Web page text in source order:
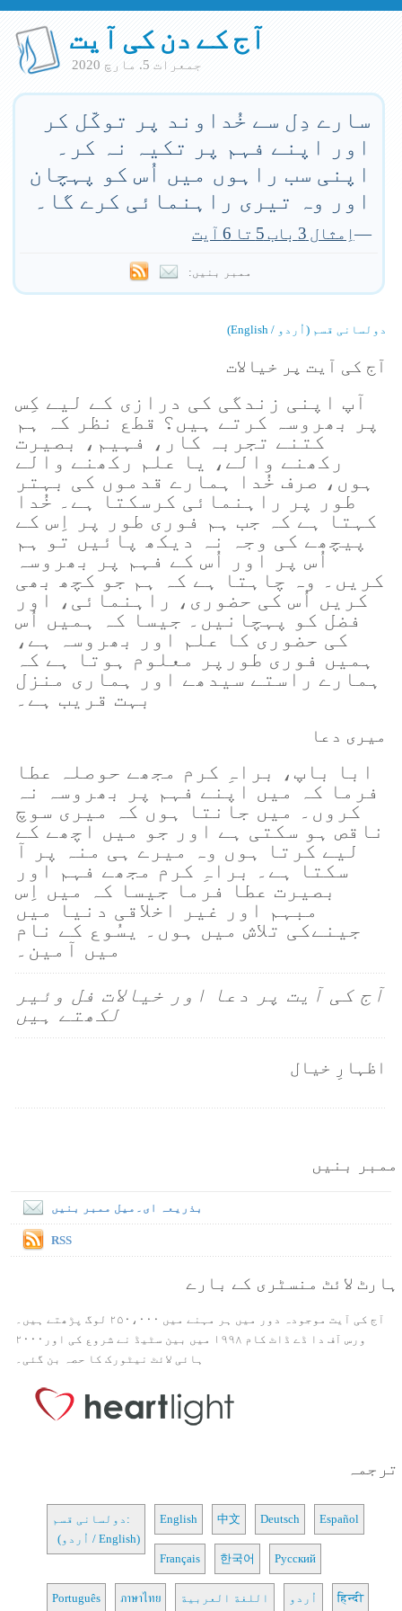
آج کے دن کی آیت
جمعرات 5. مارچ 2020
سارے دِل سے خُداوند پر توکّل کر
اور اپنے فہم پر تکیہ نہ کر۔
اپنی سب راہوں میں اُس کو پہچان
اور وہ تیری راہنمائی کرے گا۔
—اِمثال 3 باب 5 تا 6 آیت
ممبر بنیں:
دولسانی قسم (اُردو / English)
آج کی آیت پر خیالات
آپ اپنی زندگی کی درازی کے لیے کِس
پر بھروسہ کرتے ہیں؟ قطع نظر کہ ہم
کتنے تجربہ کار، فہیم، بصیرت
رکھنے والے، یا علم رکھنے والے
ہوں، صرف خُدا ہمارے قدموں کی بہتر
طور پر راہنمائی کرسکتا ہے۔ خُدا
کہتا ہے کہ جب ہم فوری طور پر اِس کے
پیچھے کی وجہ نہ دیکھ پائیں تو ہم
اُس پر اور اُس کے فہم پر بھروسہ
کریں۔ وہ چاہتا ہے کہ ہم جو کچھ بھی
کریں اُس کی حضوری، راہنمائی، اور
فضل کو پہچانیں۔ جیسا کہ ہمیں اُس
کی حضوری کا علم اور بھروسہ ہے،
ہمیں فوری طورپر معلوم ہوتا ہے کہ
ہمارے راستے سیدھے اور ہماری منزل
بہت قریب ہے۔
میری دعا
ابا باپ، براہِ کرم مجھے حوصلہ عطا
فرما کہ میں اپنے فہم پر بھروسہ نہ
کروں۔ میں جانتا ہوں کہ میری سوچ
ناقص ہو سکتی ہے اور جو میں اچھے کے
لیے کرتا ہوں وہ میرے ہی منہ پر آ
سکتا ہے۔ براہِ کرم مجھے فہم اور
بصیرت عطا فرما جیسا کہ میں اِس
مبہم اور غیر اخلاقی دنیا میں
جینےکی تلاش میں ہوں۔ یسُوع کے نام
میں آمین۔
آج کی آیت پر دعا اور خیالات فل وئیر
لکھتے ہیں
اظہارِ خیال
ممبر بنیں
بذریعہ ای۔میل ممبر بنیں
RSS
ہارٹ لائٹ منسٹری کے بارے
آج کی آیت موجودہ دور میں ہر مہنے میں ۲۵۰،۰۰۰ لوگ پڑھتے ہیں۔
ورس آف دا ڈے ڈاٹ کام ۱۹۹۸ میں بین سٹیڈ نے شروع کی اور۲۰۰۰
ہائی لائٹ نیٹورک کا حصہ بن گئی۔
ترجمہ
دولسانی قسم:
(اُردو / English)
English 中文 Deutsch Español
Français 한국어 Русский
Português ภาษาไทย اللغة العربية اُردو हिन्दी